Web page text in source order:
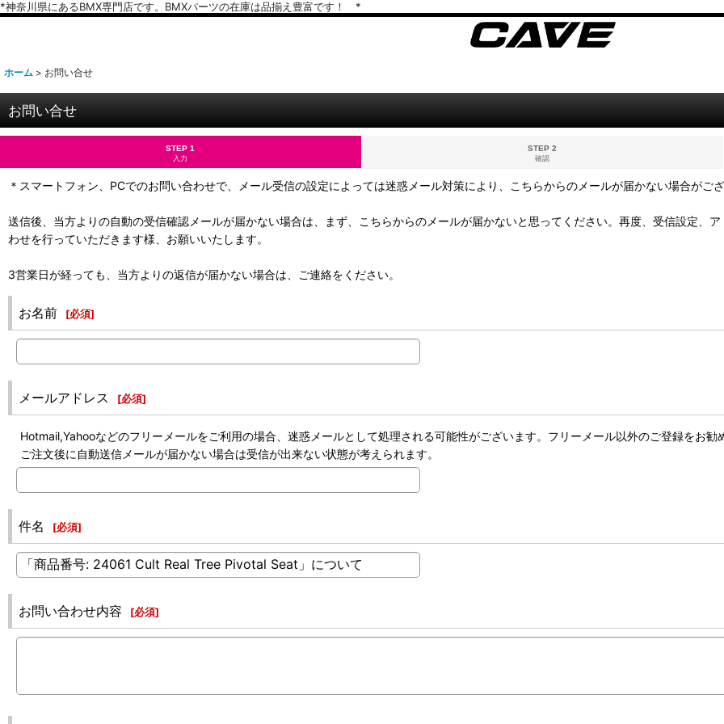
*神奈川県にあるBMX専門店です。BMXパーツの在庫は品揃え豊富です！ *
ホーム > お問い合せ
お問い合せ
STEP 1
入力
STEP 2
確認
＊スマートフォン、PCでのお問い合わせで、メール受信の設定によっては迷惑メール対策により、こちらからのメールが届かない場合がござ
送信後、当方よりの自動の受信確認メールが届かない場合は、まず、こちらからのメールが届かないと思ってください。再度、受信設定、
わせを行っていただきます様、お願いいたします。
3営業日が経っても、当方よりの返信が届かない場合は、ご連絡をください。
お名前 [必須]
メールアドレス [必須]
Hotmail,Yahooなどのフリーメールをご利用の場合、迷惑メールとして処理される可能性がございます。フリーメール以外のご登録をお勧
ご注文後に自動送信メールが届かない場合は受信が出来ない状態が考えられます。
件名 [必須]
お問い合わせ内容 [必須]